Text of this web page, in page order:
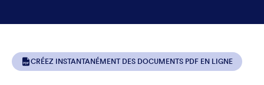
CRÉEZ INSTANTANÉMENT DES DOCUMENTS PDF EN LIGNE